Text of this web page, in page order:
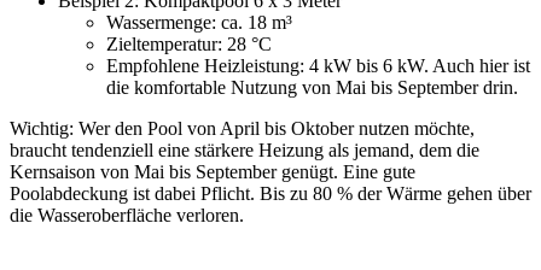
Wassermenge: ca. 18 m³
Zieltemperatur: 28 °C
Empfohlene Heizleistung: 4 kW bis 6 kW. Auch hier ist
die komfortable Nutzung von Mai bis September drin.
Wichtig: Wer den Pool von April bis Oktober nutzen möchte,
braucht tendenziell eine stärkere Heizung als jemand, dem die
Kernsaison von Mai bis September genügt. Eine gute
Poolabdeckung ist dabei Pflicht. Bis zu 80 % der Wärme gehen über
die Wasseroberfläche verloren.